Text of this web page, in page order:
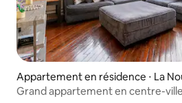
Appartement en résidence ⋅ La
ans
Grand appartement en centre-